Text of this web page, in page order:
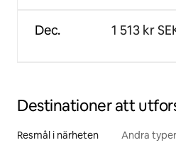
Dec. 1 513 kr
Destinationer att
Resmål i närheten Andra